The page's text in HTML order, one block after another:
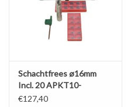
Schroefdraad snijden |
Schachtfrees ø16mm
Incl. 20 APKT10-
wisselplaten in Koffer
€127,40